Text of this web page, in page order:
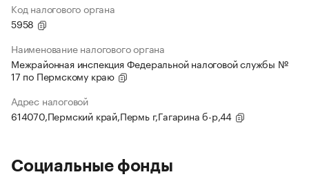
Код налогового органа
5958
Наименование налогового органа
Межрайонная инспекция Федеральной налоговой службы №
17 по Пермскому краю
Адрес налоговой
614070,Пермский край,Пермь г,Гагарина б-р,44
Социальные фонды